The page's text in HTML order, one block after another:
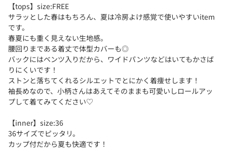
【tops】size:FREE
サラッとした春はもちろん、夏は冷房よけ感覚で使いやすいitem
です。
春夏にも重く見えない生地感。
腰回りまである着丈で体型カバーも◎
バックにはベンツ入りだから、ワイドパンツなどはいてもかさば
りにくいです！
ストンと落ちてくれるシルエットでとにかく着痩せします！
袖長めなので、小柄さんはあえてそのままも可愛いしロールアッ
プして着てみてください♡
【inner】size:36
36サイズでピッタリ。
カップ付だから夏も快適です！